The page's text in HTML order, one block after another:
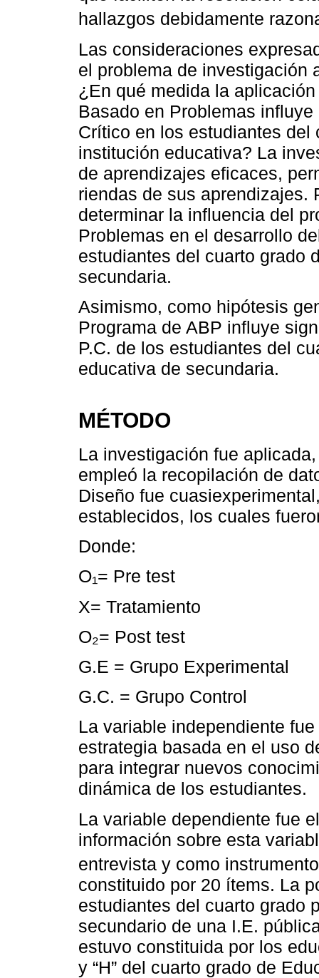
hallazgos debidamente
Las consideraciones
el problema de investigación
¿En qué medida la
Basado en Problemas
Crítico en los estudiantes del
institución educativa? La
de aprendizajes eficaces,
riendas de sus aprendizajes.
determinar la influencia del
Problemas en el desarrollo
estudiantes del cuarto grado
secundaria.
Asimismo, como hipótesis
Programa de ABP influye
P.C. de los estudiantes del
educativa de secundaria.
MÉTODO
La investigación fue
empleó la recopilación de
Diseño fue
establecidos, los cuales
Donde:
O₁= Pre test
X= Tratamiento
O₂= Post test
G.E = Grupo Experimental
G.C. = Grupo Control
La variable independiente
estrategia basada en el uso
para integrar nuevos
dinámica de los estudiantes.
La variable dependiente fue
información sobre esta
entrevista y como
constituido por 20 ítems. La
estudiantes del cuarto grado
secundario de una I.E.
estuvo constituida por los
y “H” del cuarto grado de